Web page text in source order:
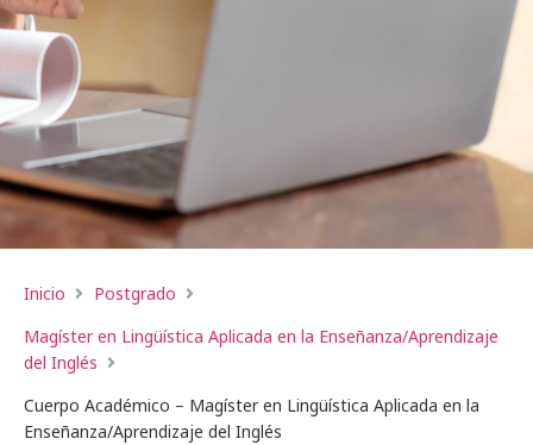
Inicio
Postgrado
Magíster en Lingüística Aplicada en la Enseñanza/Aprendizaje
del Inglés
Cuerpo Académico – Magíster en Lingüística Aplicada en la
Enseñanza/Aprendizaje del Inglés